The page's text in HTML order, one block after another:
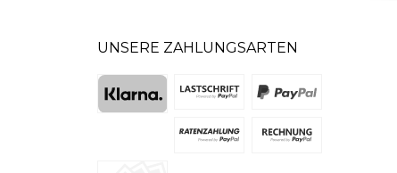
UNSERE ZAHLUNGSARTEN